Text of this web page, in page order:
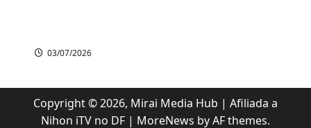
03/07/2026
Copyright © 2026, Mirai Media Hub | Afiliada a
Nihon iTV no DF | MoreNews by AF themes.